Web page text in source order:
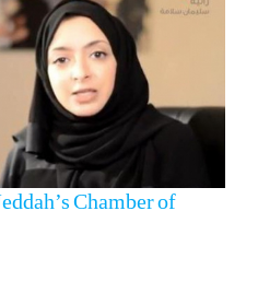
Chamber of